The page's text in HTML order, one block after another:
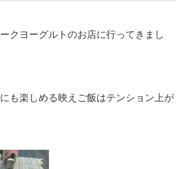
クヨーグルトのお店に行ってきまし
も楽しめる映えご飯はテンション上が